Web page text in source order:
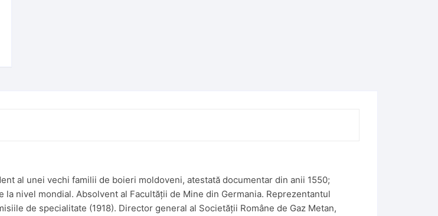
al unei vechi familii de boieri moldoveni, atestată documentar din anii 1550;
nivel mondial. Absolvent al Facultății de Mine din Germania. Reprezentantul
de specialitate (1918). Director general al Societății Române de Gaz Metan,